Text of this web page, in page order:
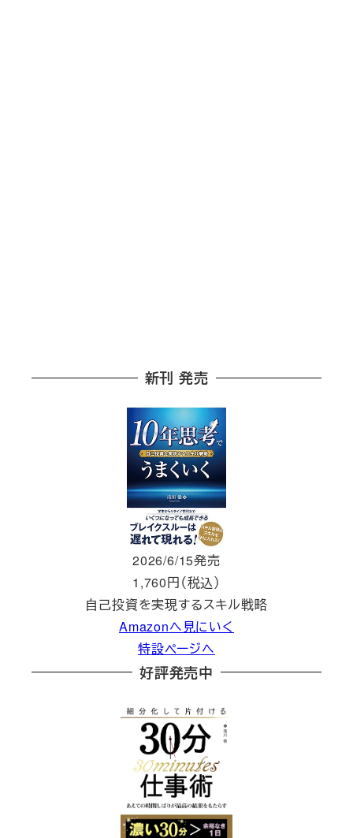
新刊 発売
2026/6/15発売
1,760円（税込）
自己投資を実現するスキル戦略
Amazonへ見にいく
特設ページへ
好評発売中